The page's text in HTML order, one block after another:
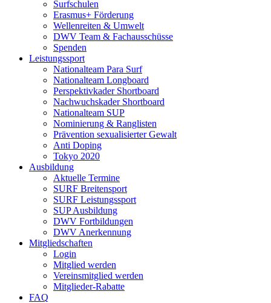
Surfschulen
Erasmus+ Förderung
Wellenreiten & Umwelt
DWV Team & Fachausschüsse
Spenden
Leistungssport
Nationalteam Para Surf
Nationalteam Longboard
Perspektivkader Shortboard
Nachwuchskader Shortboard
Nationalteam SUP
Nominierung & Ranglisten
Prävention sexualisierter Gewalt
Anti Doping
Tokyo 2020
Ausbildung
Aktuelle Termine
SURF Breitensport
SURF Leistungssport
SUP Ausbildung
DWV Fortbildungen
DWV Anerkennung
Mitgliedschaften
Login
Mitglied werden
Vereinsmitglied werden
Mitglieder-Rabatte
FAQ